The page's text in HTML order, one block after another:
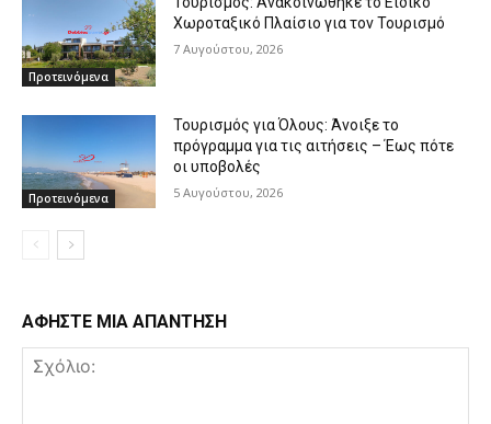
Προτεινόμενα
Χωροταξικό Πλαίσιο για τον Τουρισμό
7 Αυγούστου, 2026
Προτεινόμενα
Τουρισμός για Όλους: Άνοιξε το
πρόγραμμα για τις αιτήσεις – Έως πότε
οι υποβολές
5 Αυγούστου, 2026
ΑΦΗΣΤΕ ΜΙΑ ΑΠΑΝΤΗΣΗ